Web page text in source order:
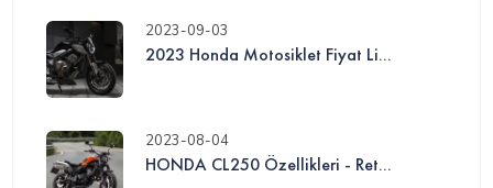
2023-09-03
2023 Honda Motosiklet Fiyat Li...
2023-08-04
HONDA CL250 Özellikleri - Ret...